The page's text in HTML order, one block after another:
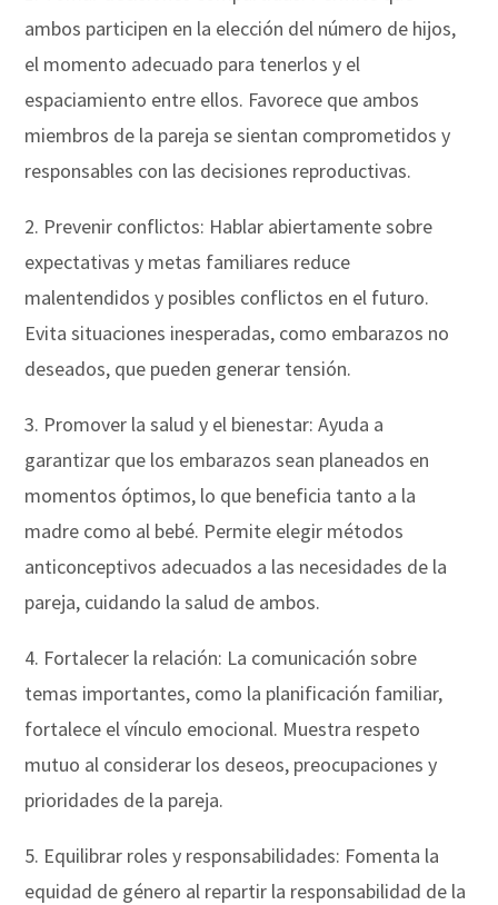
ambos participen en la elección del número de hijos,
el momento adecuado para tenerlos y el
espaciamiento entre ellos. Favorece que ambos
miembros de la pareja se sientan comprometidos y
responsables con las decisiones reproductivas.
2. Prevenir conflictos: Hablar abiertamente sobre
expectativas y metas familiares reduce
malentendidos y posibles conflictos en el futuro.
Evita situaciones inesperadas, como embarazos no
deseados, que pueden generar tensión.
3. Promover la salud y el bienestar: Ayuda a
garantizar que los embarazos sean planeados en
momentos óptimos, lo que beneficia tanto a la
madre como al bebé. Permite elegir métodos
anticonceptivos adecuados a las necesidades de la
pareja, cuidando la salud de ambos.
4. Fortalecer la relación: La comunicación sobre
temas importantes, como la planificación familiar,
fortalece el vínculo emocional. Muestra respeto
mutuo al considerar los deseos, preocupaciones y
prioridades de la pareja.
5. Equilibrar roles y responsabilidades: Fomenta la
equidad de género al repartir la responsabilidad de la